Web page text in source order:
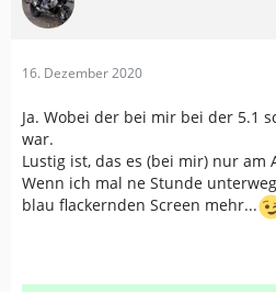
16. Dezember 2020
Ja. Wobei der bei mir bei der 5.1
war.
Lustig ist, das es (bei mir) nur am
Wenn ich mal ne Stunde
blau flackernden Screen mehr...